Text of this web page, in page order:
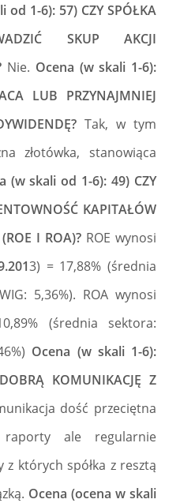
od 1-6): 57) CZY SPÓŁKA
SKUP AKCJI
Nie. Ocena (w skali 1-6):
LUB PRZYNAJMNIEJ
Tak, w tym
złotówka, stanowiąca
(w skali od 1-6): 49) CZY
KAPITAŁÓW
I ROA)? ROE wynosi
3) = 17,88% (średnia
5,36%). ROA wynosi
(średnia sektora:
Ocena (w skali 1-6):
KOMUNIKACJĘ Z
dość przeciętna
ale regularnie
których spółka z resztą
Ocena (ocena w skali